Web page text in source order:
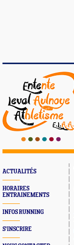
ACTUALITÉS
HORAIRES
ENTRAINEMENTS
INFOS RUNNING
S'INSCRIRE